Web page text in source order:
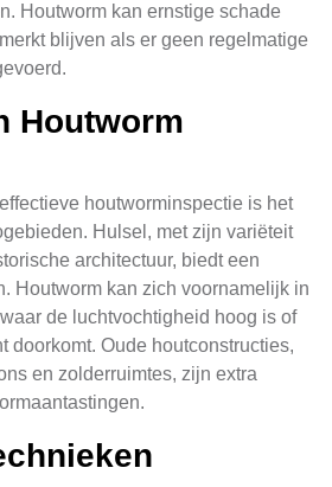
Houtworm kan ernstige schade
blijven als er geen regelmatige
Houtworm
houtworminspectie is het
Hulsel, met zijn variëteit
architectuur, biedt een
Houtworm kan zich voornamelijk in
de luchtvochtigheid hoog is of
doorkomt. Oude houtconstructies,
en zolderruimtes, zijn extra